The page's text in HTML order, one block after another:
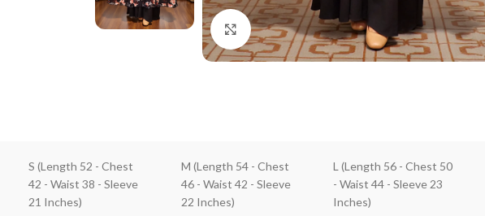
Click to enlarge
S (Length 52 - Chest
42 - Waist 38 - Sleeve
21 Inches)
M (Length 54 - Chest
46 - Waist 42 - Sleeve
22 Inches)
L (Length 56 - Chest 50
- Waist 44 - Sleeve 23
Inches)